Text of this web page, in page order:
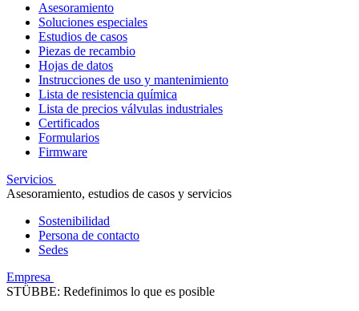
Asesoramiento
Soluciones especiales
Estudios de casos
Piezas de recambio
Hojas de datos
Instrucciones de uso y mantenimiento
Lista de resistencia química
Lista de precios válvulas industriales
Certificados
Formularios
Firmware
Servicios
Asesoramiento, estudios de casos y servicios
Sostenibilidad
Persona de contacto
Sedes
Empresa
STÜBBE: Redefinimos lo que es posible